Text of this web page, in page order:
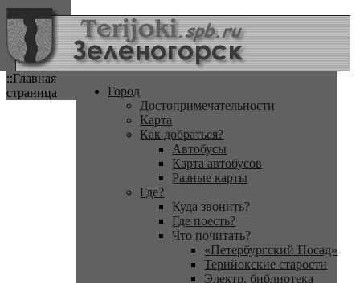
::Главная
страница
Город
Достопримечательности
Карта
Как добраться?
Автобусы
Карта автобусов
Разные карты
Где?
Куда звонить?
Где поесть?
Что почитать?
«Петербургский Посад»
Терийокские старости
Электр. библиотека